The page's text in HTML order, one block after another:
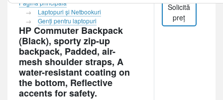
Pagina principală
Laptopuri şi Netbookuri
Genţi pentru laptopuri
HP Commuter Backpack
(Black), sporty zip-up
backpack, Padded, air-
mesh shoulder straps, A
water-resistant coating on
the bottom, Reflective
accents for safety.
Solicită
preț